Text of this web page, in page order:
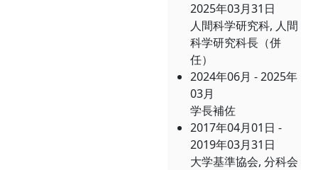
2025年03月31日
人間科学研究科, 人間
科学研究科長（併
任）
2024年06月 - 2025年
03月
学長補佐
2017年04月01日 -
2019年03月31日
大学基準協会, 分科会